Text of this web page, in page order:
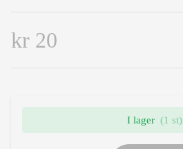
kr 20
I lager (1 st)